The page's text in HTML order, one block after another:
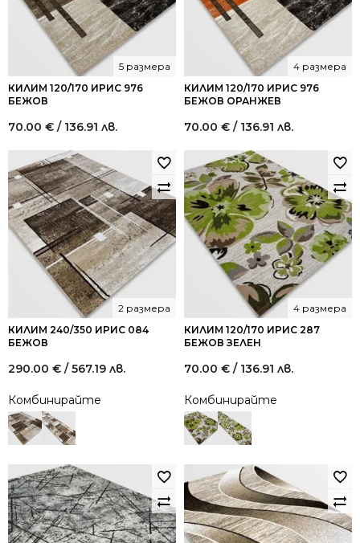
КИЛИМ 120/170 ИРИС 976
БЕЖОВ
5 размера
70.00 € / 136.91 лв.
КИЛИМ 120/170 ИРИС 976
БЕЖОВ ОРАНЖЕВ
4 размера
70.00 € / 136.91 лв.
КИЛИМ 240/350 ИРИС 084
БЕЖОВ
2 размера
290.00 € / 567.19 лв.
Комбинирайте
КИЛИМ 120/170 ИРИС 287
БЕЖОВ ЗЕЛЕН
4 размера
70.00 € / 136.91 лв.
Комбинирайте